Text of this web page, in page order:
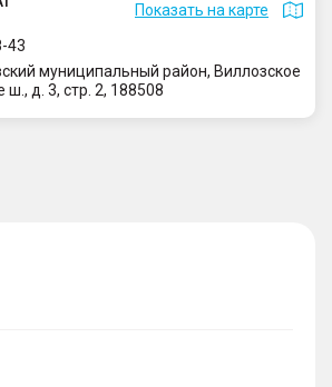
Показать на карте
43
муниципальный район, Виллозское
ш., д. 3, стр. 2, 188508